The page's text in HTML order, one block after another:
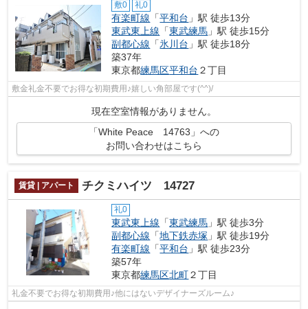
敷0 礼0
有楽町線 「平和台 」駅 徒歩13分
東武東上線 「東武練馬 」駅 徒歩15分
副都心線 「氷川台 」駅 徒歩18分
築37年
東京都練馬区平和台 ２丁目
敷金礼金不要でお得な初期費用♪嬉しい角部屋です(^^)/
現在空室情報がありません。
「White Peace 14763」への
お問い合わせはこちら
賃貸 | アパート チクミハイツ 14727
礼0
東武東上線 「東武練馬 」駅 徒歩3分
副都心線 「地下鉄赤塚 」駅 徒歩19分
有楽町線 「平和台 」駅 徒歩23分
築57年
東京都練馬区北町２丁目
礼金不要でお得な初期費用♪他にはないデザイナーズルーム♪